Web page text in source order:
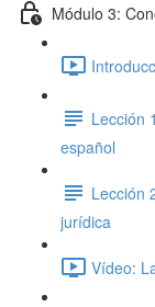
Módulo 3:
Lección
español
Lección
jurídica
Vídeo: